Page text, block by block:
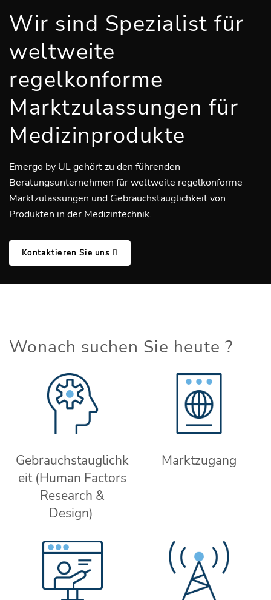
Wir sind Spezialist für
weltweite
regelkonforme
Marktzulassungen für
Medizinprodukte
Emergo by UL gehört zu den führenden
Beratungsunternehmen für weltweite regelkonforme
Marktzulassungen und Gebrauchstauglichkeit von
Produkten in der Medizintechnik.
Kontaktieren Sie uns
Wonach suchen Sie heute ?
Gebrauchstauglichk
eit (Human Factors
Research &
Design)
Marktzugang